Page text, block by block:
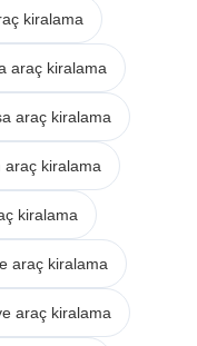
kiralama
araç kiralama
araç kiralama
araç kiralama
kiralama
araç kiralama
araç kiralama